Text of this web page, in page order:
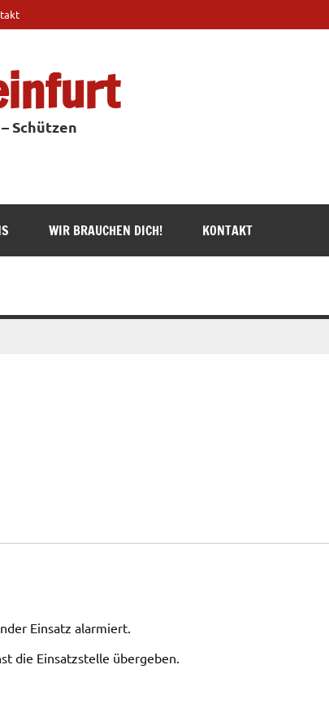
Schützen
WIR BRAUCHEN DICH! KONTAKT
Einsatz alarmiert.
die Einsatzstelle übergeben.